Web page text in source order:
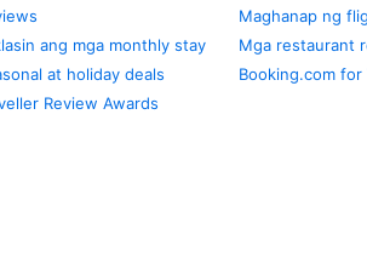
ang mga monthly stay
at holiday deals
Review Awards
Maghanap ng
Mga restaurant
Booking.com for